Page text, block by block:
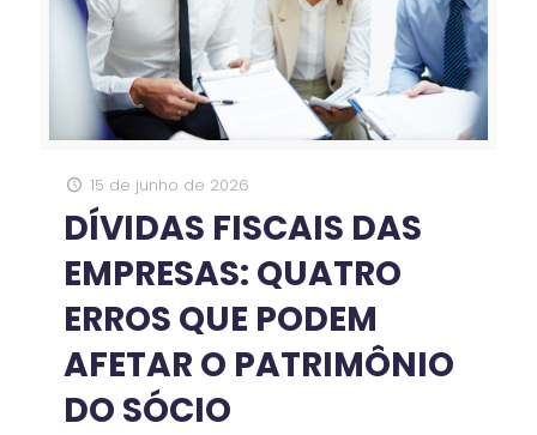
15 de junho de 2026
DÍVIDAS FISCAIS DAS
EMPRESAS: QUATRO
ERROS QUE PODEM
AFETAR O PATRIMÔNIO
DO SÓCIO